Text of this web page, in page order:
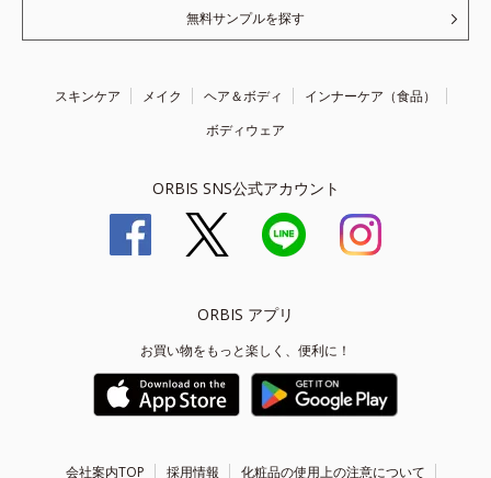
無料サンプルを探す
スキンケア メイク ヘア＆ボディ
インナーケア（食品）
ボディウェア
ORBIS SNS公式アカウント
ORBIS アプリ
お買い物をもっと楽しく、便利に！
会社案内TOP 採用情報 化粧品の使用上の注意について